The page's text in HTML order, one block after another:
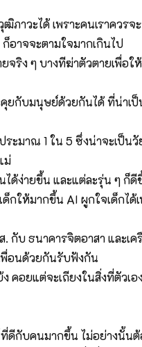
ภาวะได้ เพราะคนเราควร
อาจจะตามใจมากเกินไป
จริง ๆ บางทีฆ่าตัวตายเพื่อ
คุยกับมนุษย์ด้วยกันได้ ที่น่าเ
ะมาณ 1 ใน 5 ซึ่งน่าจะเป็น
ม่
ได้ง่ายขึ้น และแต่ละรุ่น ๆ ก็ดี
ให้มากขึ้น AI ผูกใจเด็กได้เ
บ ธนาคารจิตอาสา และเค
พื่อนด้วยกันรับฟังกัน
คอยแต่จะเถียงในสิ่งที่ตัวเ
ดีกับคนมากขึ้น ไม่อย่างนั้น